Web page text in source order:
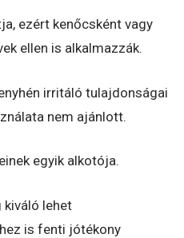
ezért kenőcsként vagy
ellen is alkalmazzák.
irritáló tulajdonságai
nem ajánlott.
egyik alkotója.
kiváló lehet
is fenti jótékony